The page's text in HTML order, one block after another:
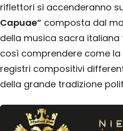
riflettori si accenderanno
Capuae” composta dal
della musica sacra italiana
così comprendere come
registri compositivi
della grande tradizione